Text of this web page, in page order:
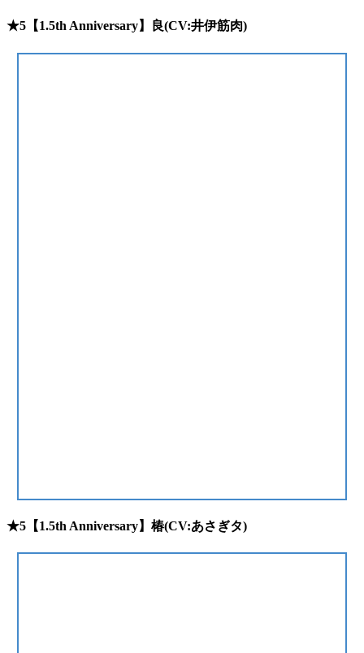
★5【1.5th Anniversary】良(CV:井伊筋肉)
★5【1.5th Anniversary】椿(CV:あさぎタ)